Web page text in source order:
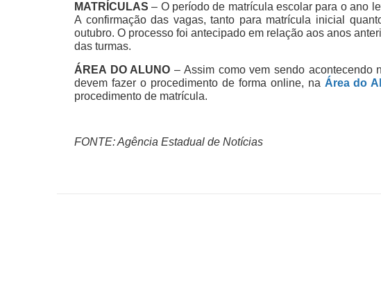
MATRÍCULAS– O período de matrícula escolar para o ano
A confirmação das vagas, tanto para matrícula inicial
outubro. O processo foi antecipado em relação aos anos
das turmas.
ÁREA DO ALUNO– Assim como vem sendo acontecendo
devem fazer o procedimento de forma online, na Área do
procedimento de matrícula.
FONTE: Agência Estadual de Notícias